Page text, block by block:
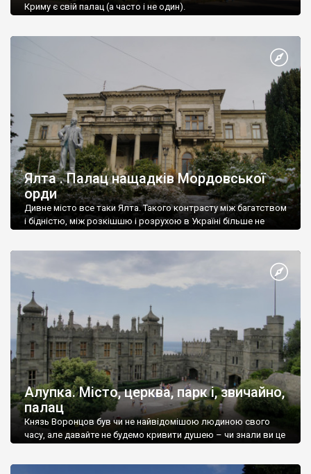
Криму є свій палац (а часто і не один).
Ялта . Палац нащадків Мордовської
орди
Дивне місто все таки Ялта. Такого контрасту між багатством
і бідністю, між розкішшю і розрухою в Україні більше не
Алупка. Місто, церква, парк і, звичайно,
палац
Князь Воронцов був чи не найвідомішою людиною свого
часу, але давайте не будемо кривити душею – чи знали ви це